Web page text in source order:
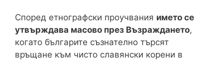
Според етнографски проучвания името се
утвърждава масово през Възраждането,
когато българите съзнателно търсят
връщане към чисто славянски корени в